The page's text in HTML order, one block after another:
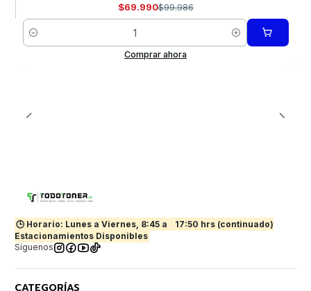
$69.990$99.986
Cantidad
Comprar ahora
🕒 Horario: Lunes a Viernes, 8:45 a
17:50 hrs (continuado)
Estacionamientos Disponibles
Síguenos
CATEGORÍAS